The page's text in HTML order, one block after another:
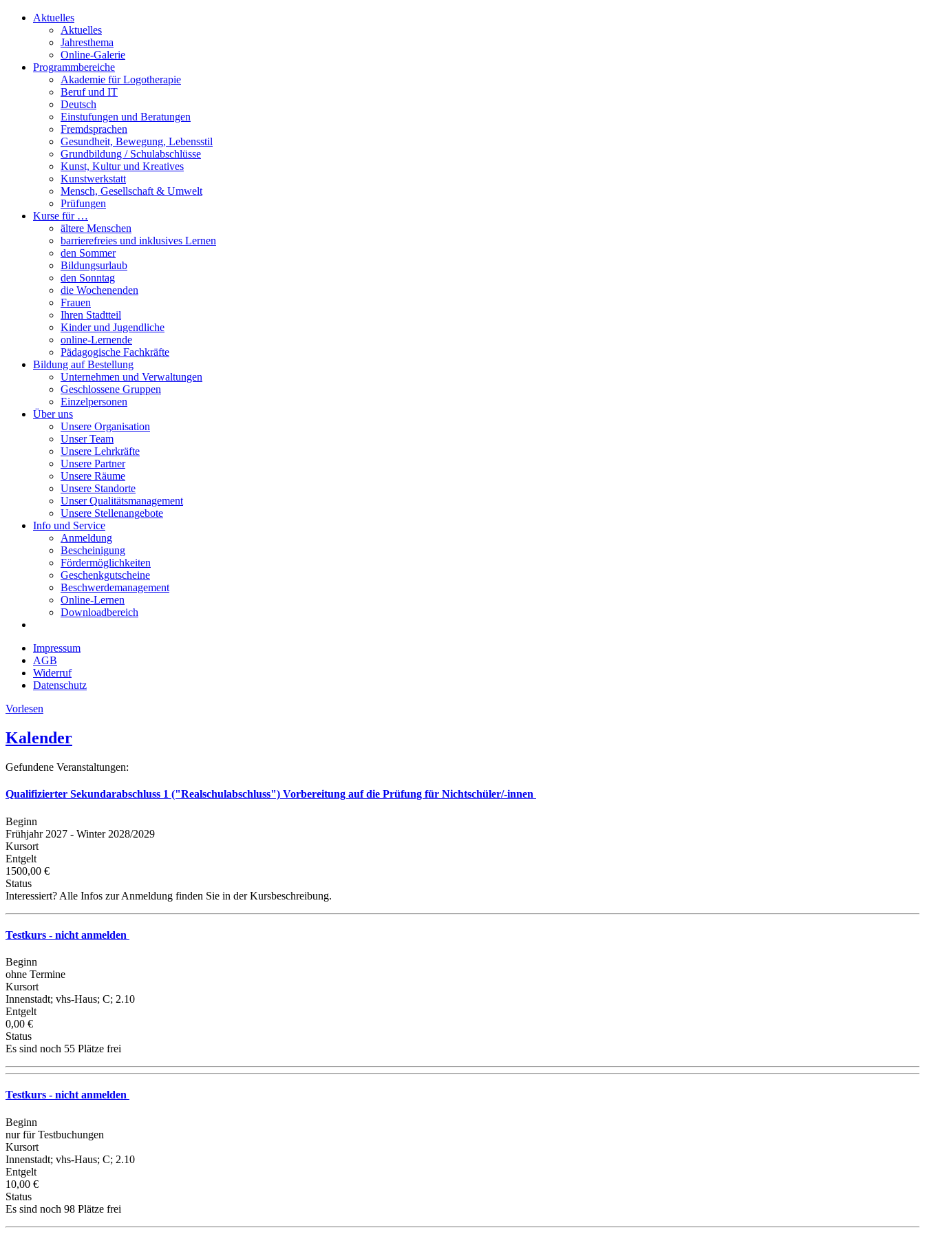
Aktuelles
Aktuelles
Jahresthema
Online-Galerie
Programmbereiche
Akademie für Logotherapie
Beruf und IT
Deutsch
Einstufungen und Beratungen
Fremdsprachen
Gesundheit, Bewegung, Lebensstil
Grundbildung / Schulabschlüsse
Kunst, Kultur und Kreatives
Kunstwerkstatt
Mensch, Gesellschaft & Umwelt
Prüfungen
Kurse für …
ältere Menschen
barrierefreies und inklusives Lernen
den Sommer
Bildungsurlaub
den Sonntag
die Wochenenden
Frauen
Ihren Stadtteil
Kinder und Jugendliche
online-Lernende
Pädagogische Fachkräfte
Bildung auf Bestellung
Unternehmen und Verwaltungen
Geschlossene Gruppen
Einzelpersonen
Über uns
Unsere Organisation
Unser Team
Unsere Lehrkräfte
Unsere Partner
Unsere Räume
Unsere Standorte
Unser Qualitätsmanagement
Unsere Stellenangebote
Info und Service
Anmeldung
Bescheinigung
Fördermöglichkeiten
Geschenkgutscheine
Beschwerdemanagement
Online-Lernen
Downloadbereich
Impressum
AGB
Widerruf
Datenschutz
Vorlesen
Kalender
Gefundene Veranstaltungen:
Qualifizierter Sekundarabschluss 1 ("Realschulabschluss") Vorbereitung auf die Prüfung für Nichtschüler/-innen
Beginn
Frühjahr 2027 - Winter 2028/2029
Kursort
Entgelt
1500,00 €
Status
Interessiert? Alle Infos zur Anmeldung finden Sie in der Kursbeschreibung.
Testkurs - nicht anmelden
Beginn
ohne Termine
Kursort
Innenstadt; vhs-Haus; C; 2.10
Entgelt
0,00 €
Status
Es sind noch 55 Plätze frei
Testkurs - nicht anmelden
Beginn
nur für Testbuchungen
Kursort
Innenstadt; vhs-Haus; C; 2.10
Entgelt
10,00 €
Status
Es sind noch 98 Plätze frei